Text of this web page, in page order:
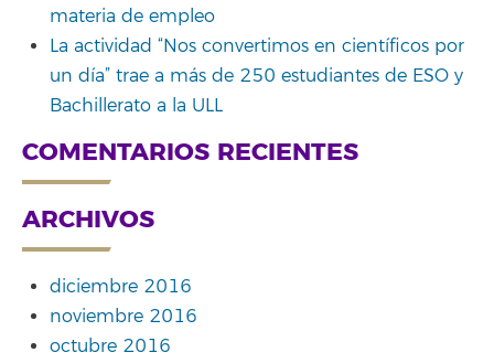
materia de empleo
La actividad “Nos convertimos en científicos por
un día” trae a más de 250 estudiantes de ESO y
Bachillerato a la ULL
COMENTARIOS RECIENTES
ARCHIVOS
diciembre 2016
noviembre 2016
octubre 2016